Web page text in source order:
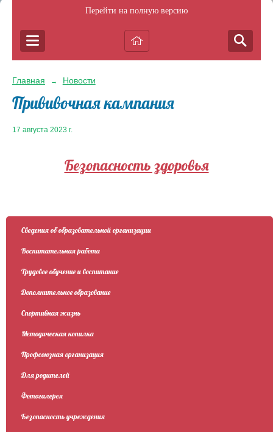
Перейти на полную версию
Главная → Новости
Прививочная кампания
17 августа 2023 г.
Безопасность здоровья
Сведения об образовательной организации
Воспитательная работа
Трудовое обучение и воспитание
Дополнительное образование
Спортивная жизнь
Методическая копилка
Профсоюзная организация
Для родителей
Фотогалерея
Безопасность учреждения